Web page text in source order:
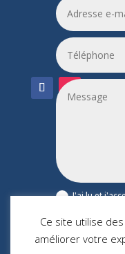
J'ai lu et
Ce site utilise
améliorer votre